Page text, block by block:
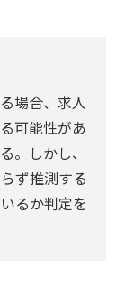
場合、求人
可能性があ
。しかし、
ず推測する
るか判定を